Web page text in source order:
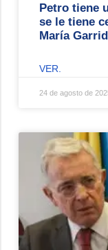
Petro tiene
se le tiene
María
VER.
24 de agosto de